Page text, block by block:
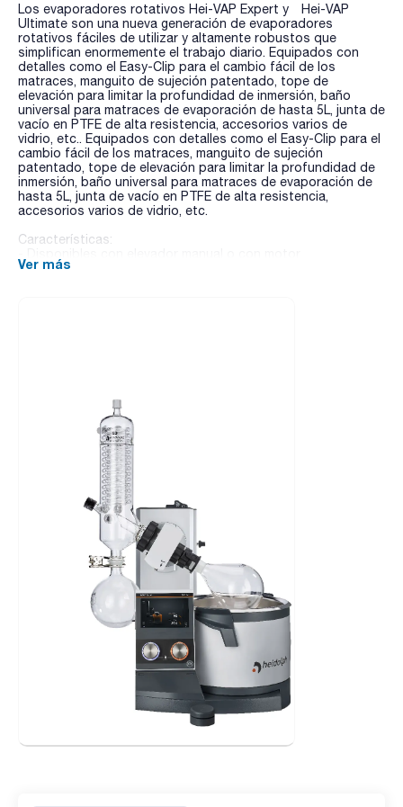
Los evaporadores rotativos Hei-VAP Expert y Hei-VAP
Ultimate son una nueva generación de evaporadores
rotativos fáciles de utilizar y altamente robustos que
simplifican enormemente el trabajo diario. Equipados con
detalles como el Easy-Clip para el cambio fácil de los
matraces, manguito de sujeción patentado, tope de
elevación para limitar la profundidad de inmersión, baño
universal para matraces de evaporación de hasta 5L, junta de
vacío en PTFE de alta resistencia, accesorios varios de
vidrio, etc.. Equipados con detalles como el Easy-Clip para el
cambio fácil de los matraces, manguito de sujeción
patentado, tope de elevación para limitar la profundidad de
inmersión, baño universal para matraces de evaporación de
hasta 5L, junta de vacío en PTFE de alta resistencia,
accesorios varios de vidrio, etc.
Características:
- Modelos con refrigerante XL con un 57% más de superficie
para evitar ajustes involuntarios
- Botón standby que detiene todas las funciones y levanta
el matraz de evaporación del baño de calefacción en los
modelos de elevación con motor
- Baño de acero inoxidable con asas ergonómicas y facilidad
para el vertido
- Fácil ajuste de la profundidad de inmersión hasta los 155
mm y un ángulo de inclinación para el matraz desde los 20º
hasta los 80º
- Funcionamiento sin grasa gracias a la innovadora
tecnología de sellado
- Tapón de ventilación con entrada de PTFE y sin esmerilado.
Opcionalmente disponible con válvula de reposición
- Extensión de cable opcional: el panel de operación se
puede desmontar para su uso fuera de las campanas de
extracción de humos
- Temporizador
- Visualización de la temperatura del vapor mediante sensor
- Programación de rampas
- Librería de solventes incorporada
- Mensajes de error en texto
- Interfaz multilingüe
- Actualizables a los modelos control
Ver más